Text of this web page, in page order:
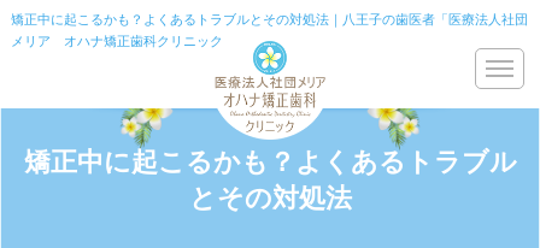
矯正中に起こるかも？よくあるトラブルとその対処法｜八王子の歯医者「医療法人社団
メリア オハナ矯正歯科クリニック」
矯正中に起こるかも？よくあるトラブル
とその対処法